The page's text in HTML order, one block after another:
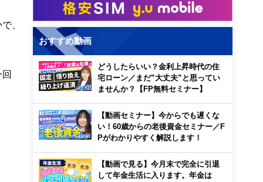
、
回
おすすめ動画
どうしたらいい？金利上昇時代の住
宅ローン／まだ”大丈夫”と思ってい
ませんか？【FP無料セミナー】
【動画セミナー】今からでも遅くな
い！60歳からの老後資金セミナー／F
Pがわかりやすく解説します！
【動画で見る】今月末で完全に引退
して年金生活に入ります。年金は